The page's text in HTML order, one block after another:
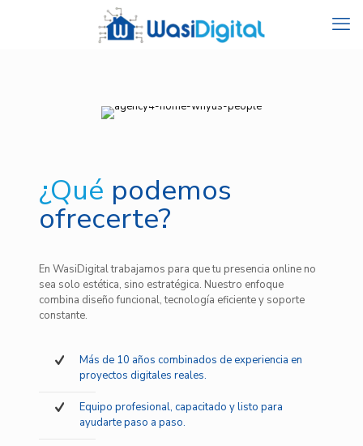
¿Qué podemos
ofrecerte?
En WasiDigital trabajamos para que tu presencia online no
sea solo estética, sino estratégica. Nuestro enfoque
combina diseño funcional, tecnología eficiente y soporte
constante.
Más de 10 años combinados de experiencia en
proyectos digitales reales.
Equipo profesional, capacitado y listo para
ayudarte paso a paso.